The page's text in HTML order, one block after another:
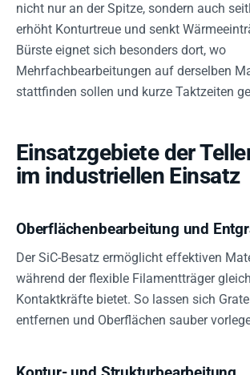
nicht nur an der Spitze, sondern auch
erhöht Konturtreue und senkt
Bürste eignet sich besonders dort, wo
Mehrfachbearbeitungen auf derselben
stattfinden sollen und kurze Taktzeiten
Einsatzgebiete der
im industriellen Einsatz
Oberflächenbearbeitung und
Der SiC-Besatz ermöglicht effektiven
während der flexible Filamentträger
Kontaktkräfte bietet. So lassen sich
entfernen und Oberflächen sauber